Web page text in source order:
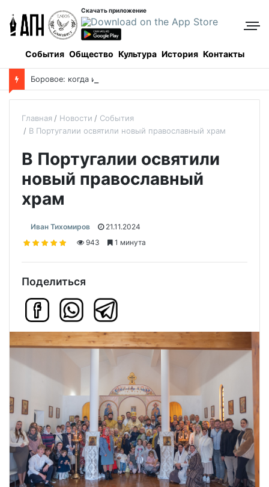
Скачать приложение
События Общество Культура История Контакты
Боровое: когда и как все начиналось, и кто все начинал
Главная Новости
События
В Португалии освятили новый православный храм
В Португалии освятили
новый православный
храм
Иван Тихомиров
21.11.2024
943
1 минута
Поделиться